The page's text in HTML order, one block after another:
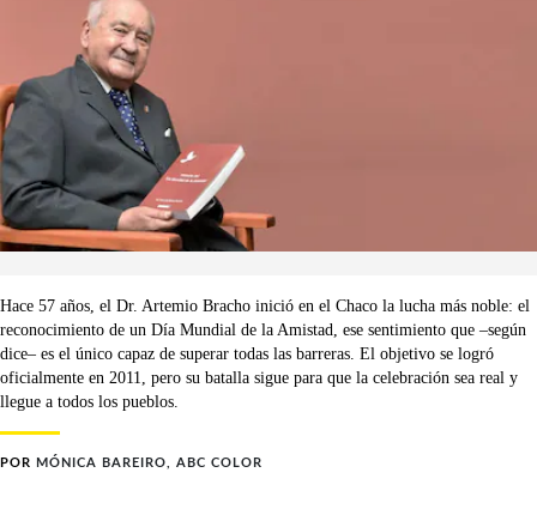
Hace 57 años, el Dr. Artemio Bracho inició en el Chaco la lucha más noble: el
reconocimiento de un Día Mundial de la Amistad, ese sentimiento que –según
dice– es el único capaz de superar todas las barreras. El objetivo se logró
oficialmente en 2011, pero su batalla sigue para que la celebración sea real y
llegue a todos los pueblos.
POR MÓNICA BAREIRO, ABC COLOR